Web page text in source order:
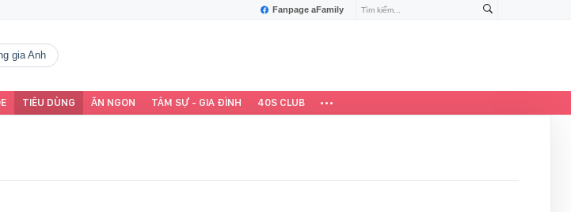
Fanpage aFamily
gia Anh
TIÊU DÙNG ĂN NGON TÂM SỰ - GIA ĐÌNH 40S CLUB